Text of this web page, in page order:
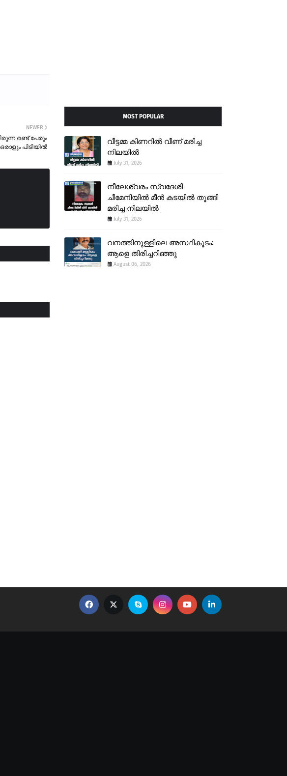
NEWER
രണ്ട് പേരും
പിടിയിൽ
MOST POPULAR
വീട്ടമ്മ കിണറിൽ വീണ് മരിച്ച
നിലയിൽ
July 31, 2026
നീലേശ്വരം സ്വദേശി
ചീമേനിയിൽ മീൻ കടയിൽ തൂങ്ങി
മരിച്ച നിലയിൽ
July 31, 2026
വനത്തിനുള്ളിലെ അസ്ഥികൂടം:
ആളെ തിരിച്ചറിഞ്ഞു
August 06, 2026